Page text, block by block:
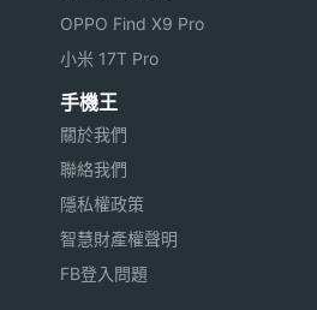
PLAYER 10 播放器
400 MHz Processor
64 MB SDRAM
擴充
與補光燈，支援自動對焦
衛星導航
動對焦, 閃光燈 / 補光燈
OPPO Find X9 Pro
小米 17T Pro
手機王
關於我們
聯絡我們
隱私權政策
智慧財產權聲明
FB登入問題